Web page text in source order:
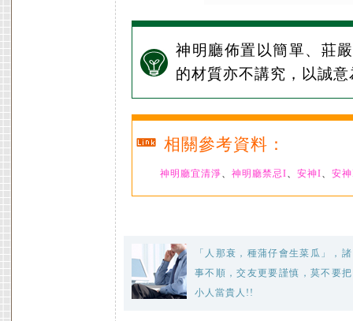
神明廳佈置以簡單、莊
的材質亦不講究，以誠意
相關參考資料：
神明廳宜清淨、 神明廳禁忌I、 安神I、 安
「人那衰，種蒲仔會生菜瓜」，諸
事不順，交友更要謹慎，莫不要把
小人當貴人!!